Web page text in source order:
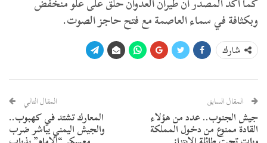
وبكثافة في سماء العاصمة مع فتح حاجز الصوت.
شارك
المقال السابق
جيش الجنوب.. عدد من هؤلاء
القادة ممنوع من دخول المملكة
المقال التالي
المعارك تشتد في كهبوب..
والجيش اليمني يباشر ضرب